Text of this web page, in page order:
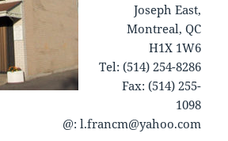
Joseph East,
Montreal, QC
H1X 1W6
Tel: (514) 254-8286
Fax: (514) 255-
1098
@: l.francm@yahoo.com